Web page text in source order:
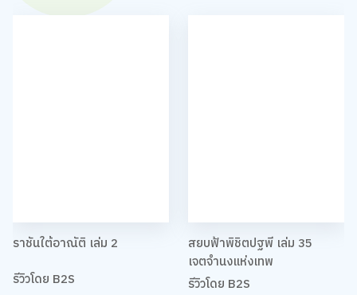
ราชันใต้อาณัติ เล่ม 2
รีวิวโดย B2S
สยบฟ้าพิชิตปฐพี เล่ม 35
เจตจำนงแห่งเทพ
รีวิวโดย B2S